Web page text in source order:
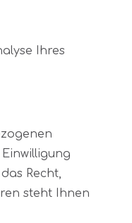
Ihres
Recht,
steht Ihnen